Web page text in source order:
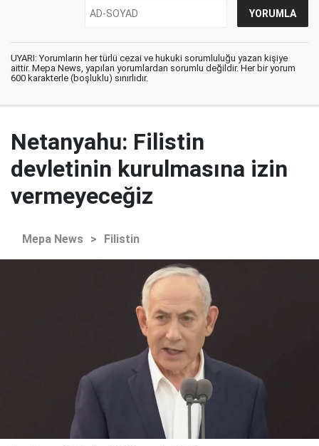
UYARI: Yorumların her türlü cezai ve hukuki sorumluluğu yazan kişiye
aittir. Mepa News, yapılan yorumlardan sorumlu değildir. Her bir yorum
600 karakterle (boşluklu) sınırlıdır.
Netanyahu: Filistin
devletinin kurulmasına izin
vermeyeceğiz
Mepa News > Filistin